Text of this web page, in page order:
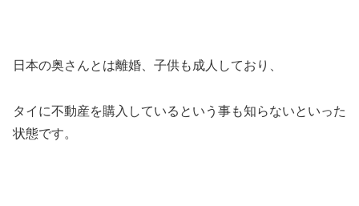
日本の奥さんとは離婚、子供も成人しており、
タイに不動産を購入しているという事も知らないといった
状態です。